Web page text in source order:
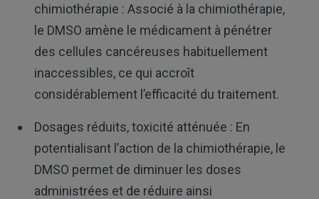
chimiothérapie : Associé à la chimiothérapie,
le DMSO amène le médicament à pénétrer
des cellules cancéreuses habituellement
inaccessibles, ce qui accroît
considérablement l’efficacité du traitement.
Dosages réduits, toxicité atténuée : En
potentialisant l’action de la chimiothérapie, le
DMSO permet de diminuer les doses
administrées et de réduire ainsi